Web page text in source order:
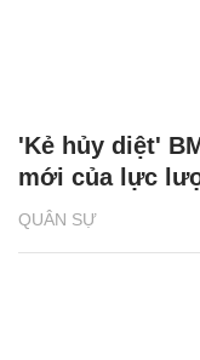
QUÂN SỰ
'Kẻ hủy diệt'
mới của lực